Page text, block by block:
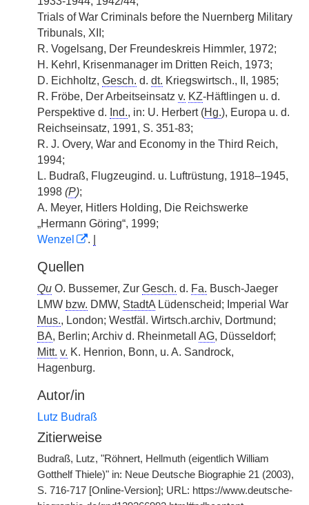
Trials of War Criminals before the Nuernberg Military
Tribunals, XII;
R. Vogelsang, Der Freundeskreis Himmler, 1972;
H. Kehrl, Krisenmanager im Dritten Reich, 1973;
D. Eichholtz, Gesch. d. dt. Kriegswirtsch., II, 1985;
R. Fröbe, Der Arbeitseinsatz v. KZ-Häftlingen u. d.
Perspektive d. Ind., in: U. Herbert (Hg.), Europa u. d.
Reichseinsatz, 1991, S. 351-83;
R. J. Overy, War and Economy in the Third Reich,
1994;
L. Budraß, Flugzeugind. u. Luftrüstung, 1918–1945,
1998 (P);
A. Meyer, Hitlers Holding, Die Reichswerke
„Hermann Göring“, 1999;
Wenzel
.
Quellen
Qu O. Bussemer, Zur Gesch. d. Fa. Busch-Jaeger
LMW bzw. DMW, StadtA Lüdenscheid; Imperial War
Mus., London; Westfäl. Wirtsch.archiv, Dortmund;
BA, Berlin; Archiv d. Rheinmetall AG, Düsseldorf;
Mitt. v. K. Henrion, Bonn, u. A. Sandrock,
Hagenburg.
Autor/in
Lutz Budraß
Zitierweise
Budraß, Lutz, "Röhnert, Hellmuth (eigentlich William
Gotthelf Thiele)" in: Neue Deutsche Biographie 21 (2003),
S. 716-717 [Online-Version]; URL: https://www.deutsche-